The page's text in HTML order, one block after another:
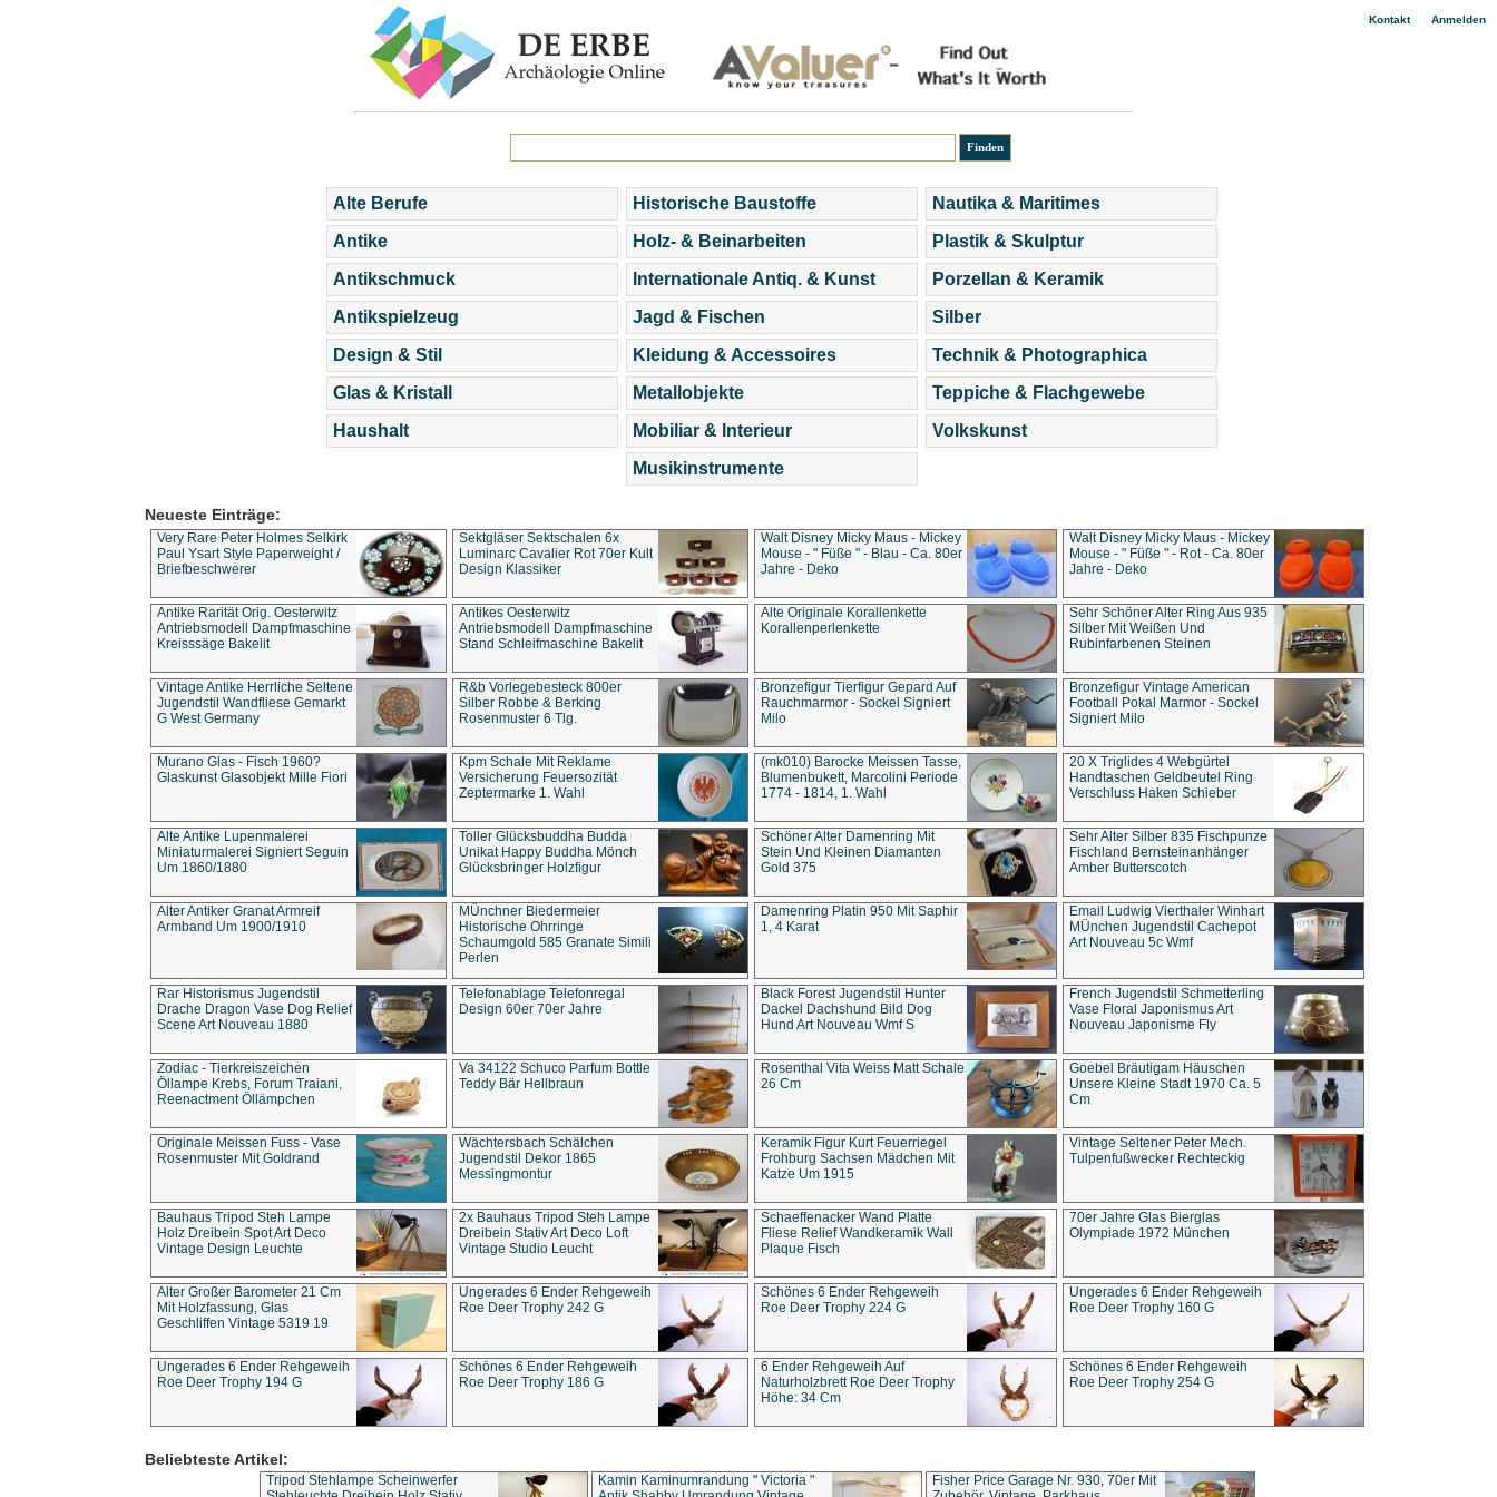
Kontakt| Anmelden
Alte Berufe
Antike
Antikschmuck
Antikspielzeug
Design & Stil
Glas & Kristall
Haushalt
Historische Baustoffe
Holz- & Beinarbeiten
Internationale Antiq. & Kunst
Jagd & Fischen
Kleidung & Accessoires
Metallobjekte
Mobiliar & Interieur
Musikinstrumente
Nautika & Maritimes
Plastik & Skulptur
Porzellan & Keramik
Silber
Technik & Photographica
Teppiche & Flachgewebe
Volkskunst
Neueste Einträge:
Very Rare Peter Holmes Selkirk
Paul Ysart Style Paperweight /
Briefbeschwerer
Sektgläser Sektschalen 6x
Luminarc Cavalier Rot 70er Kult
Design Klassiker
Walt Disney Micky Maus - Mickey
Mouse - " Füße " - Blau - Ca. 80er
Jahre - Deko
Walt Disney Micky Maus - Mickey
Mouse - " Füße " - Rot - Ca. 80er
Jahre - Deko
Antike Rarität Orig. Oesterwitz
Antriebsmodell Dampfmaschine
Kreisssäge Bakelit
Antikes Oesterwitz
Antriebsmodell Dampfmaschine
Stand Schleifmaschine Bakelit
Alte Originale Korallenkette
Korallenperlenkette
Sehr Schöner Alter Ring Aus 935
Silber Mit Weißen Und
Rubinfarbenen Steinen
Vintage Antike Herrliche Seltene
Jugendstil Wandfliese Gemarkt
G West Germany
R&b Vorlegebesteck 800er
Silber Robbe & Berking
Rosenmuster 6 Tlg.
Bronzefigur Tierfigur Gepard Auf
Rauchmarmor - Sockel Signiert
Milo
Bronzefigur Vintage American
Football Pokal Marmor - Sockel
Signiert Milo
Murano Glas - Fisch 1960?
Glaskunst Glasobjekt Mille Fiori
Kpm Schale Mit Reklame
Versicherung Feuersozität
Zeptermarke 1. Wahl
(mk010) Barocke Meissen Tasse,
Blumenbukett, Marcolini Periode
1774 - 1814, 1. Wahl
20 X Triglides 4 Webgürtel
Handtaschen Geldbeutel Ring
Verschluss Haken Schieber
Alte Antike Lupenmalerei
Miniaturmalerei Signiert Seguin
Um 1860/1880
Toller Glücksbuddha Budda
Unikat Happy Buddha Mönch
Glücksbringer Holzfigur
Schöner Alter Damenring Mit
Stein Und Kleinen Diamanten
Gold 375
Sehr Alter Silber 835 Fischpunze
Fischland Bernsteinanhänger
Amber Butterscotch
Alter Antiker Granat Armreif
Armband Um 1900/1910
MÜnchner Biedermeier
Historische Ohrringe
Schaumgold 585 Granate Simili
Perlen
Damenring Platin 950 Mit Saphir
1, 4 Karat
Email Ludwig Vierthaler Winhart
MÜnchen Jugendstil Cachepot
Art Nouveau 5c Wmf
Rar Historismus Jugendstil
Drache Dragon Vase Dog Relief
Scene Art Nouveau 1880
Telefonablage Telefonregal
Design 60er 70er Jahre
Black Forest Jugendstil Hunter
Dackel Dachshund Bild Dog
Hund Art Nouveau Wmf S
French Jugendstil Schmetterling
Vase Floral Japonismus Art
Nouveau Japonisme Fly
Zodiac - Tierkreiszeichen
Öllampe Krebs, Forum Traiani,
Reenactment Öllämpchen
Va 34122 Schuco Parfum Bottle
Teddy Bär Hellbraun
Rosenthal Vita Weiss Matt Schale
26 Cm
Goebel Bräutigam Häuschen
Unsere Kleine Stadt 1970 Ca. 5
Cm
Originale Meissen Fuss - Vase
Rosenmuster Mit Goldrand
Wächtersbach Schälchen
Jugendstil Dekor 1865
Messingmontur
Keramik Figur Kurt Feuerriegel
Frohburg Sachsen Mädchen Mit
Katze Um 1915
Vintage Seltener Peter Mech.
Tulpenfußwecker Rechteckig
Bauhaus Tripod Steh Lampe
Holz Dreibein Spot Art Deco
Vintage Design Leuchte
2x Bauhaus Tripod Steh Lampe
Dreibein Stativ Art Deco Loft
Vintage Studio Leucht
Schaeffenacker Wand Platte
Fliese Relief Wandkeramik Wall
Plaque Fisch
70er Jahre Glas Bierglas
Olympiade 1972 München
Alter Großer Barometer 21 Cm
Mit Holzfassung, Glas
Geschliffen Vintage 5319 19
Ungerades 6 Ender Rehgeweih
Roe Deer Trophy 242 G
Schönes 6 Ender Rehgeweih
Roe Deer Trophy 224 G
Ungerades 6 Ender Rehgeweih
Roe Deer Trophy 160 G
Ungerades 6 Ender Rehgeweih
Roe Deer Trophy 194 G
Schönes 6 Ender Rehgeweih
Roe Deer Trophy 186 G
6 Ender Rehgeweih Auf
Naturholzbrett Roe Deer Trophy
Höhe: 34 Cm
Schönes 6 Ender Rehgeweih
Roe Deer Trophy 254 G
Beliebteste Artikel:
Tripod Stehlampe Scheinwerfer
Kamin Kaminumrandung " Victoria "
Fisher Price Garage Nr. 930, 70er Mit